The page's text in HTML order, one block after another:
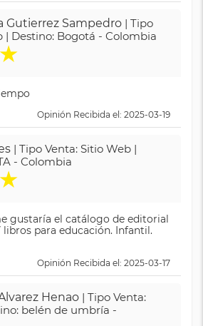
Gutierrez Sampedro | Tipo
| Destino: Bogotá - Colombia
★
Opinión Recibida el: 2025-03-19
| Tipo Venta: Sitio Web |
- Colombia
★
gustaría el catálogo de editorial
para educación. Infantil.
Opinión Recibida el: 2025-03-17
Henao | Tipo Venta:
belén de umbría -